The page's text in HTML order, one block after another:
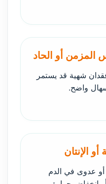
شهية قد يستمر
واضح.
أو عدوى في الدم